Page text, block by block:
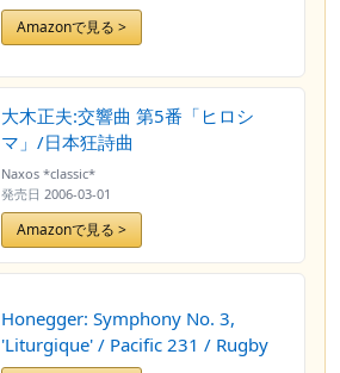
グダラのマリア」
Amazonで見る >
大木正夫:交響曲 第5番「ヒロシ
マ」/日本狂詩曲
Naxos *classic*
発売日 2006-03-01
Amazonで見る >
Honegger: Symphony No. 3,
'Liturgique' / Pacific 231 / Rugby